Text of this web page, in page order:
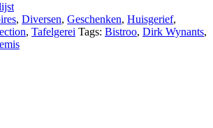
, Diversen, Geschenken, Huisgerief,
, Tafelgerei Tags: Bistroo, Dirk Wynants,